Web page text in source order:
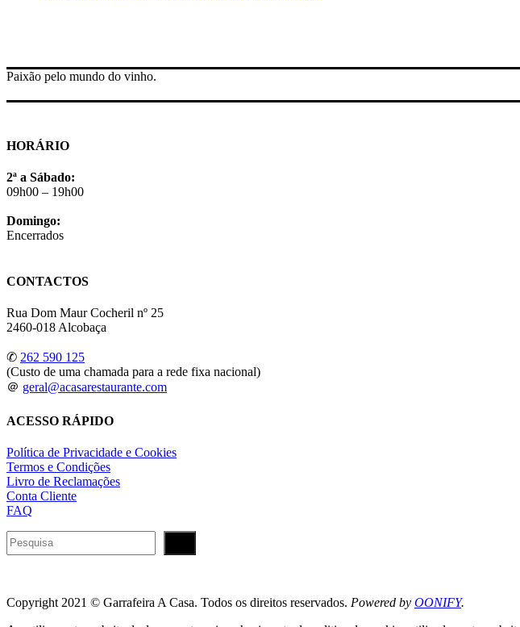
Paixão pelo mundo do vinho.
HORÁRIO
2ª a Sábado:
09h00 – 19h00
Domingo:
Encerrados
CONTACTOS
Rua Dom Maur Cocheril nº 25
2460-018 Alcobaça
✆ 262 590 125
(Custo de uma chamada para a rede fixa nacional)
＠ geral@acasarestaurante.com
ACESSO RÁPIDO
Política de Privacidade e Cookies
Termos e Condições
Livro de Reclamações
Conta Cliente
FAQ
Pesquisar
Copyright 2021 © Garrafeira A Casa. Todos os direitos reservados. Powered by OONIFY.